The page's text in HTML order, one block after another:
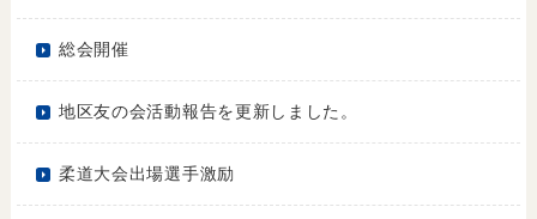
総会開催
地区友の会活動報告を更新しました。
柔道大会出場選手激励